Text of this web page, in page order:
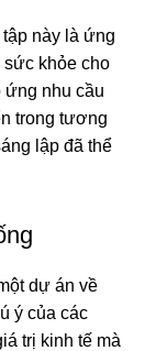
này là ứng
sức khỏe cho
nhu cầu
trong tương
lập đã thể
dự án về
ý của các
trị kinh tế mà